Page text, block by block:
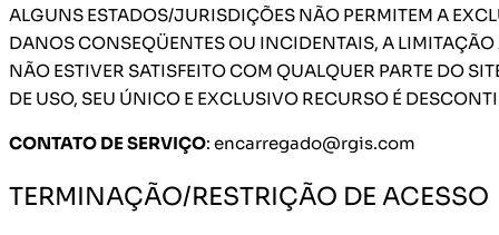
ALGUNS ESTADOS/JURISDIÇÕES NÃO PERMITEM A
DANOS CONSEQÜENTES OU INCIDENTAIS, A
NÃO ESTIVER SATISFEITO COM QUALQUER PARTE DO
DE USO, SEU ÚNICO E EXCLUSIVO RECURSO É
CONTATO DE SERVIÇO: encarregado@rgis.com
TERMINAÇÃO/RESTRIÇÃO DE ACESSO